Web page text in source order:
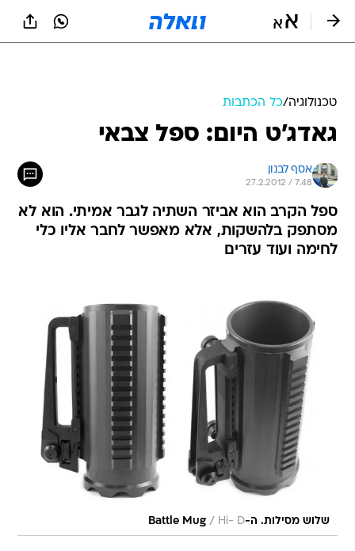
טכנולוגיה/כל הכתבות
גאדג'ט היום: ספל צבאי
אסף לבנון
27.2.2012 / 7:48
ספל הקרב הוא אביזר השתיה לגבר אמיתי. הוא לא
מסתפק בלהשקות, אלא מאפשר לחבר אליו כלי
לחימה ועוד עזרים
שלוש מסילות. ה-Battle Mug / Hi- D